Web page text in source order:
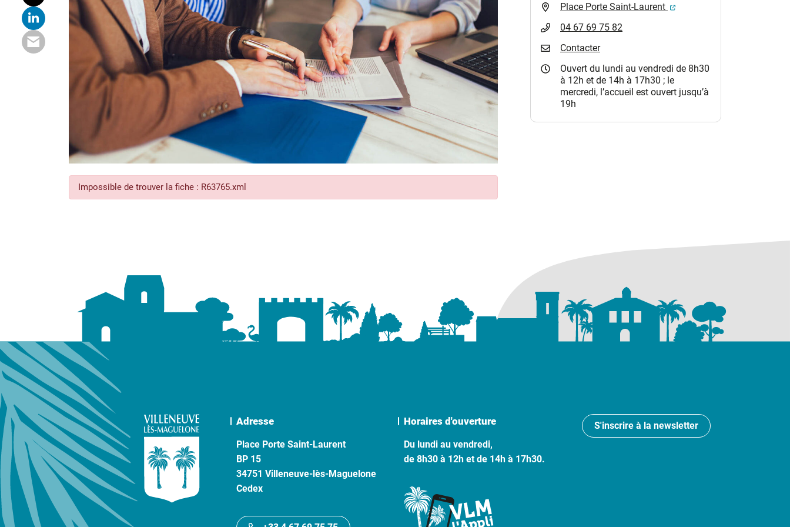
Impossible de trouver la fiche : R63765.xml
Place Porte Saint-Laurent
(ouverture dans un nouvel
04 67 69 75 82
Contacter
Ouvert du lundi au vendredi de 8h30
à 12h et de 14h à 17h30 ; le
mercredi, l’accueil est ouvert jusqu’à
19h
Adresse
Place Porte Saint-Laurent
BP 15
34751 Villeneuve-lès-Maguelone
Cedex
Horaires d'ouverture
Du lundi au vendredi,
de 8h30 à 12h et de 14h à 17h30.
S'inscrire à la newsletter